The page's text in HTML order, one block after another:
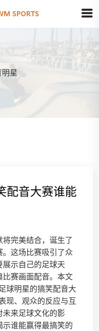
星
配音大赛谁能
完美结合，诞生了
这场比赛吸引了众
示自己的足球天
赛画面配音。本文
球明星的搞笑配音大
现、观众的反应与互
来足球文化的影
谁能赢得最搞笑的